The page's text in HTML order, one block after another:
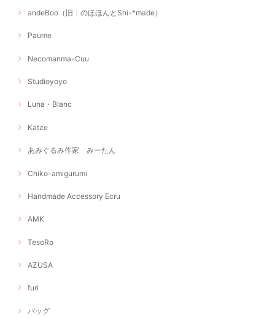
andeBoo（旧：のほほんとShi-*made）
Paume
Necomanma-Cuu
Studioyoyo
Luna・Blanc
Katze
あみぐるみ作家 みーたん
Chiko-amigurumi
Handmade Accessory Ecru
AMK
TesoRo
AZUSA
furi
バッグ